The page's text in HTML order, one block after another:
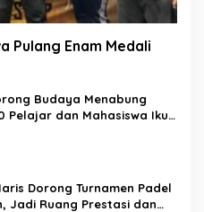
Pulang Enam Medali
Budaya Menabung
Pelajar dan Mahasiswa Ikuti
Dorong Turnamen Padel
Jadi Ruang Prestasi dan